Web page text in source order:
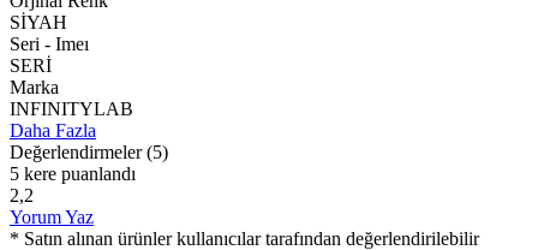
SİYAH
Seri - Imeı
SERİ
Marka
INFINITYLAB
Daha Fazla
Değerlendirmeler (5)
5 kere puanlandı
2,2
Yorum Yaz
* Satın alınan ürünler kullanıcılar tarafından değerlendirilebilir